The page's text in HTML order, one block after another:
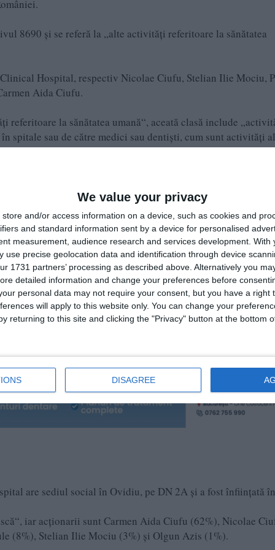
We value your privacy
store and/or access information on a device, such as cookies and
and standard information sent by a device for personalised
measurement, audience research and services development. With
use precise geolocation data and identification through device
1731 partners’ processing as described above. Alternatively you
detailed information and change your preferences before
personal data may not require your consent, but you have a right
will apply to this website only. You can change your
returning to this site and clicking the "Privacy" button at the bottom
DISAGREE
8690 și se referă la „alte activități referitoare la sănătatea
Hospital, respectiv Nicolae Ciufu, Stelian Ilie Mociu,
Aida Ciufu.
la sănătatea umană“, aceată clasă include
spitale sau de către medici sau dentiști, cum sunt activități
în domeniul optometriei, hidroterapiei, masajului
acupuncturii etc“.
efectuate în clinici medicale, de tipul celor atașate
sindicale și în centre de sănătate, altele decât spitalele,
activități ale personalului paramedical stomatologic
și personalul paramedical de igienă dentară, care pot
supravegheați de către acesta; activități ale laboratoarelor
de diagnostic similare, laboratoare de analiza sângelui,
de organe pentru transplant etc.; transportul
adesea în timpul urgențelor medicale“.
are sediul social în Ovidiu, pe DN 2A și a fost înființată
iar acționarii sunt Carmen Aida Ciufu (62%), Nicolae
(8%), Stelian Ilie Mociu (3%) și Olgun Azis (1%).